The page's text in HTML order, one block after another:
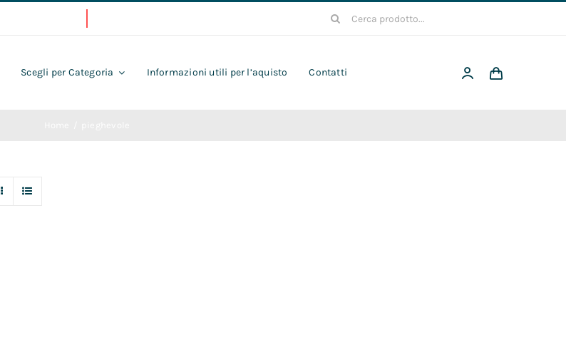
Cerca
Scegli per Categoria Informazioni utili per l’aquisto Contatti